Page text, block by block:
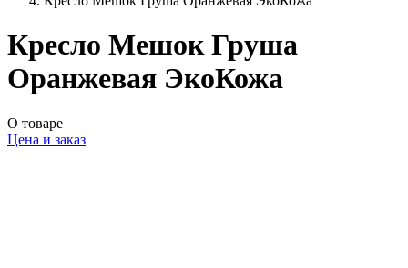
Кресло Мешок Груша
Оранжевая ЭкоКожа
О товаре
Цена и заказ